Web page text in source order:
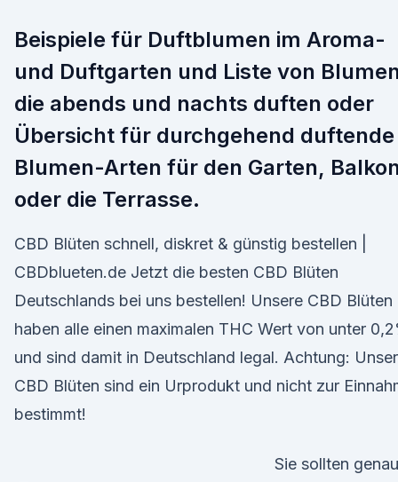
Beispiele für Duftblumen im Aroma-
und Duftgarten und Liste von
die abends und nachts duften oder
Übersicht für durchgehend duftende
Blumen-Arten für den Garten, Balkon
oder die Terrasse.
CBD Blüten schnell, diskret & günstig bestellen |
CBDblueten.de Jetzt die besten CBD Blüten
Deutschlands bei uns bestellen! Unsere CBD Blüten
haben alle einen maximalen THC Wert von unter
und sind damit in Deutschland legal. Achtung:
CBD Blüten sind ein Urprodukt und nicht zur
bestimmt!
Sie sollten genau